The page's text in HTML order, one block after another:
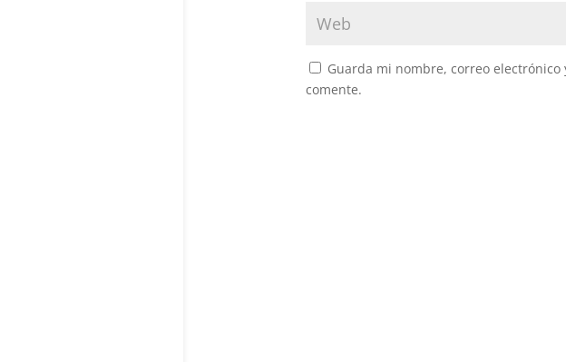
Guarda mi nombre, correo
comente.